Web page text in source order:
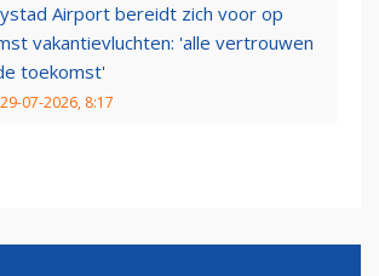
Airport bereidt zich voor op
vakantievluchten: 'alle vertrouwen
toekomst'
29-07-2026, 8:17